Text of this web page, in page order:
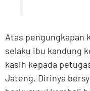
Atas pengungkapan
selaku ibu kandung
kasih kepada
Jateng. Dirinya